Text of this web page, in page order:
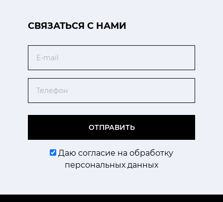
CВЯЗАТЬСЯ С НАМИ
ОТПРАВИТЬ
Даю согласие на обработку
персональных данных